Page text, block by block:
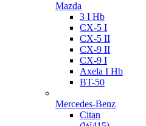
Mazda
3 I Hb
CX-5 I
CX-5 II
CX-9 II
CX-9 I
Axela I Hb
BT-50
Mercedes-Benz
Citan